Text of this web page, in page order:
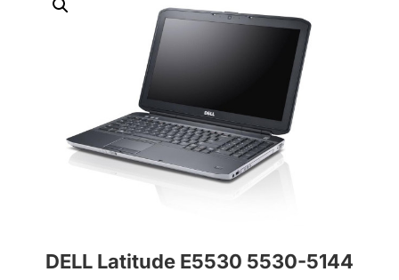
DELL Latitude E5530 5530-5144